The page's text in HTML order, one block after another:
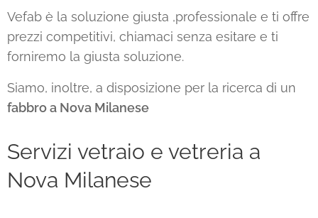
Vefab è la soluzione giusta ,professionale e ti offre
prezzi competitivi, chiamaci senza esitare e ti
forniremo la giusta soluzione.
Siamo, inoltre, a disposizione per la ricerca di un
fabbro a Nova Milanese
Servizi vetraio e vetreria a
Nova Milanese